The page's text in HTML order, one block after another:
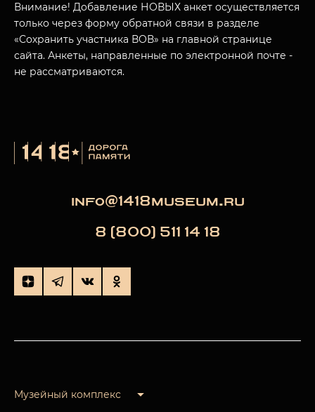
Внимание! Добавление НОВЫХ анкет осуществляется
только через форму обратной связи в разделе
«Сохранить участника ВОВ» на главной странице
сайта. Анкеты, направленные по электронной почте -
не рассматриваются.
info@1418museum.ru
8 (800) 511 14 18
Музейный комплекс